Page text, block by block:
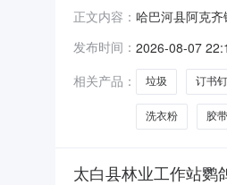
正文内容： 哈巴河县阿克
购计划金额（
发布时间： 2026-08-07
相关产品：
垃圾 订书钉
洗衣粉 胶带
太白县林业工作站鹦